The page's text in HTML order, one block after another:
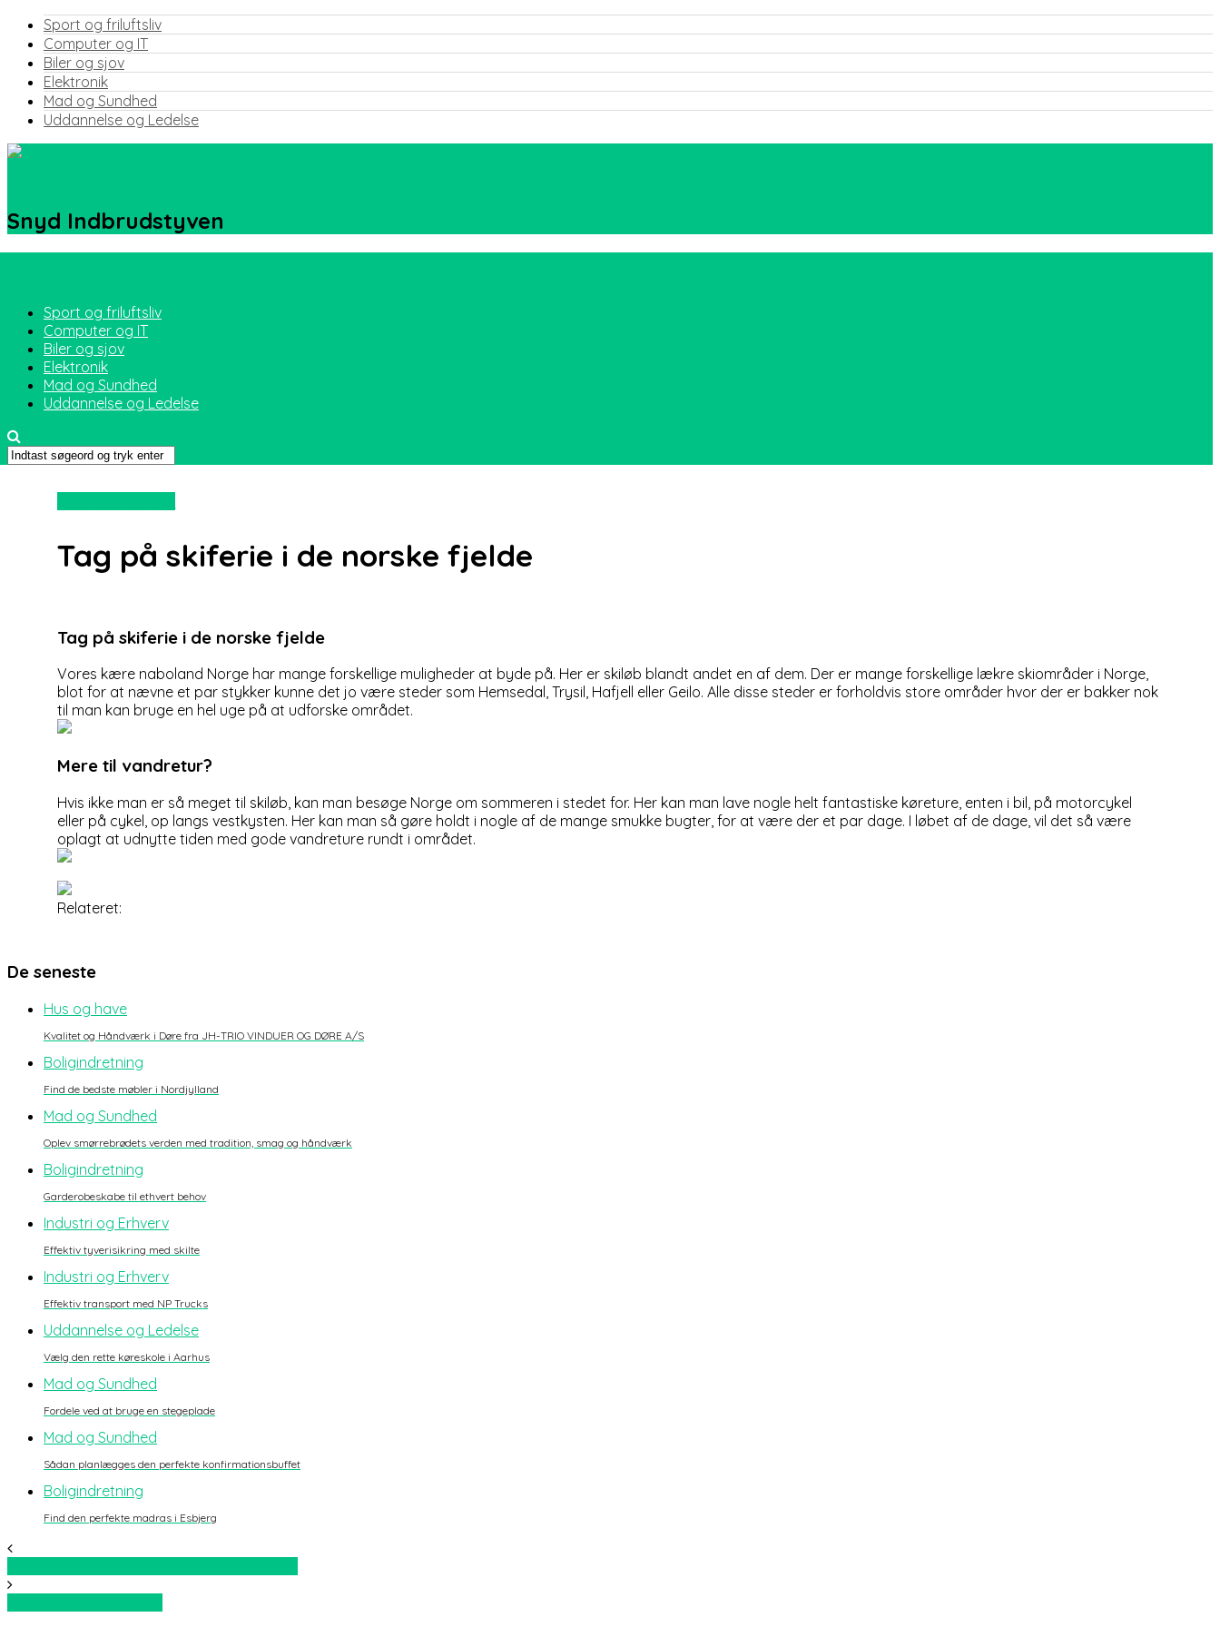
Sport og friluftsliv
Computer og IT
Biler og sjov
Elektronik
Mad og Sundhed
Uddannelse og Ledelse
Snyd Indbrudstyven
Sport og friluftsliv
Computer og IT
Biler og sjov
Elektronik
Mad og Sundhed
Uddannelse og Ledelse
Tag på skiferie i de norske fjelde
Tag på skiferie i de norske fjelde
Vores kære naboland Norge har mange forskellige muligheder at byde på. Her er skiløb blandt andet en af dem. Der er mange forskellige lækre skiområder i Norge,
blot for at nævne et par stykker kunne det jo være steder som Hemsedal, Trysil, Hafjell eller Geilo. Alle disse steder er forholdvis store områder hvor der er bakker nok
til man kan bruge en hel uge på at udforske området.
Mere til vandretur?
Hvis ikke man er så meget til skiløb, kan man besøge Norge om sommeren i stedet for. Her kan man lave nogle helt fantastiske køreture, enten i bil, på motorcykel
eller på cykel, op langs vestkysten. Her kan man så gøre holdt i nogle af de mange smukke bugter, for at være der et par dage. I løbet af de dage, vil det så være
oplagt at udnytte tiden med gode vandreture rundt i området.
Relateret:
De seneste
Hus og have
Kvalitet og Håndværk i Døre fra JH-TRIO VINDUER OG DØRE A/S
Boligindretning
Find de bedste møbler i Nordjylland
Mad og Sundhed
Oplev smørrebrødets verden med tradition, smag og håndværk
Boligindretning
Garderobeskabe til ethvert behov
Industri og Erhverv
Effektiv tyverisikring med skilte
Industri og Erhverv
Effektiv transport med NP Trucks
Uddannelse og Ledelse
Vælg den rette køreskole i Aarhus
Mad og Sundhed
Fordele ved at bruge en stegeplade
Mad og Sundhed
Sådan planlægges den perfekte konfirmationsbuffet
Boligindretning
Find den perfekte madras i Esbjerg